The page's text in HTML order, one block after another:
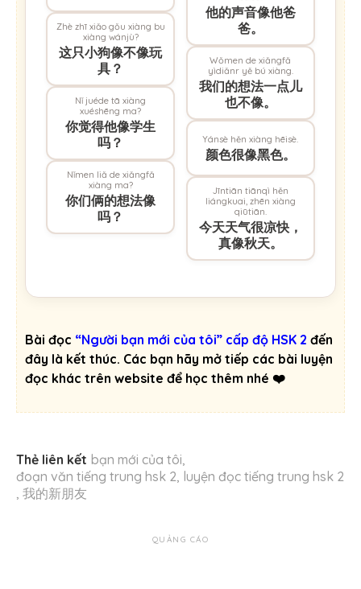
Zhè zhī xiǎo gǒu xiàng bu
xiàng wánjù?
这只小狗像不像玩
具？
Nǐ juéde tā xiàng
xuéshēng ma?
你觉得他像学生
吗？
Nǐmen liǎ de xiǎngfǎ
xiàng ma?
你们俩的想法像
吗？
他的声音像他爸
爸。
Wǒmen de xiǎngfǎ
yìdiǎnr yě bú xiàng.
我们的想法一点儿
也不像。
Yánsè hěn xiàng hēisè.
颜色很像黑色。
Jīntiān tiānqì hěn
liángkuai, zhēn xiàng
qiūtiān.
今天天气很凉快，
真像秋天。
Bài đọc “Người bạn mới của tôi” cấp độ HSK 2 đến
đây là kết thúc. Các bạn hãy mở tiếp các bài luyện
đọc khác trên website để học thêm nhé ❤️
Thẻ liên kết bạn mới của tôi,
đoạn văn tiếng trung hsk 2, luyện đọc tiếng trung hsk 2
, 我的新朋友
QUẢNG CÁO